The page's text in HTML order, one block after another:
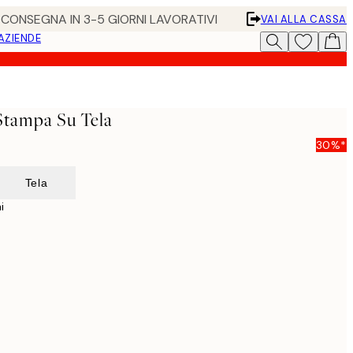
IN 3-5 GIORNI LAVORATIVI
VAI ALLA CASSA
Su Tela
30%*
Tela